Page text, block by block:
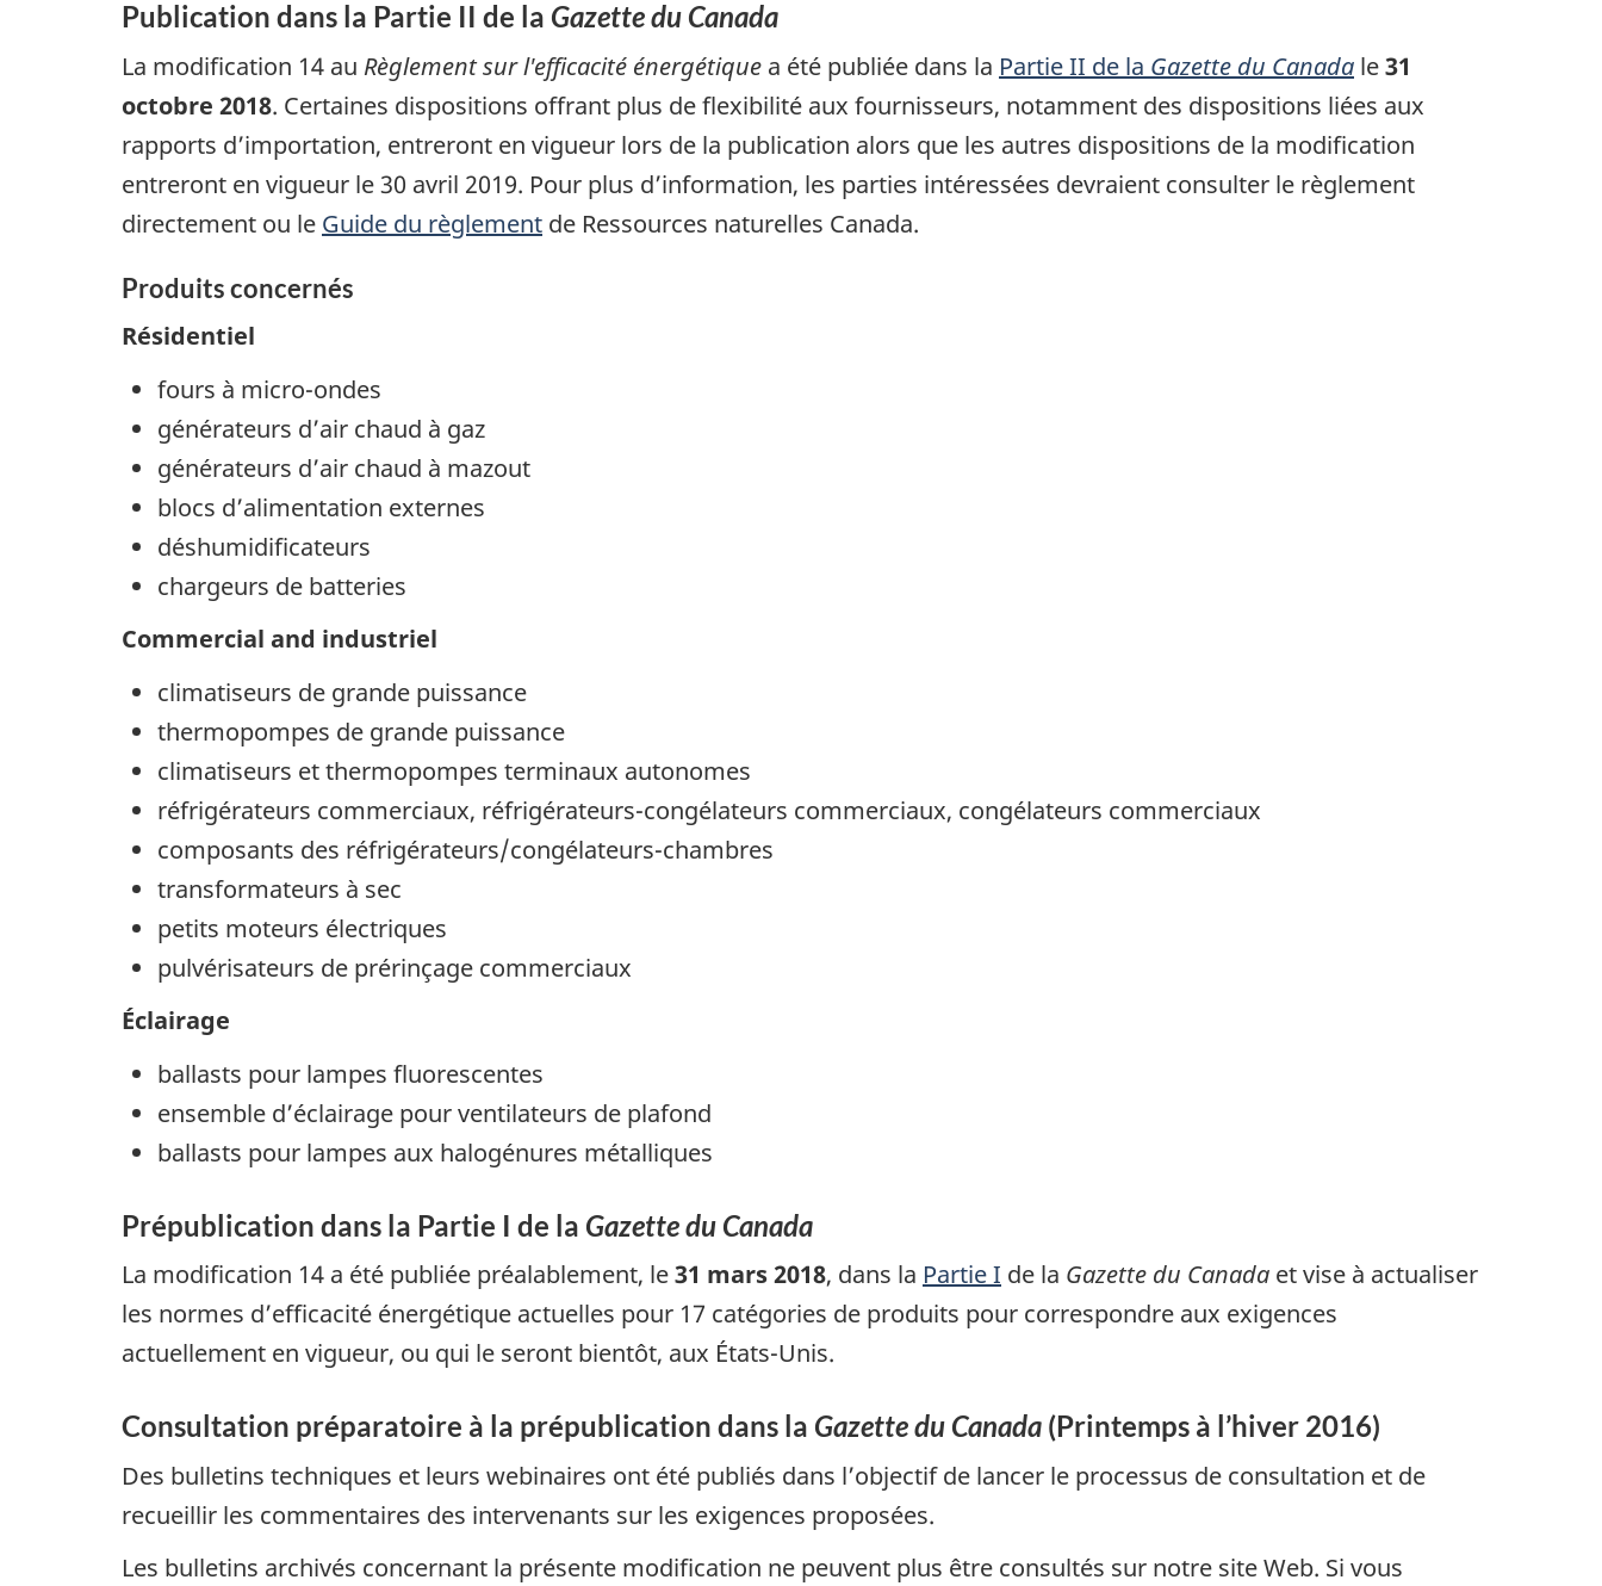
Publication dans la Partie II de la Gazette du Canada
La modification 14 au Règlement sur l'efficacité énergétique a été publiée dans la Partie II de la Gazette du Canada le31
octobre 2018. Certaines dispositions offrant plus de flexibilité aux fournisseurs, notamment des dispositions liées aux
rapports d’importation, entreront en vigueur lors de la publication alors que les autres dispositions de la modification
entreront en vigueur le 30 avril 2019. Pour plus d’information, les parties intéressées devraient consulter le règlement
directement ou le Guide du règlement de Ressources naturelles Canada.
Produits concernés
Résidentiel
fours à micro-ondes
générateurs d’air chaud à gaz
générateurs d’air chaud à mazout
blocs d’alimentation externes
déshumidificateurs
chargeurs de batteries
Commercial and industriel
climatiseurs de grande puissance
thermopompes de grande puissance
climatiseurs et thermopompes terminaux autonomes
réfrigérateurs commerciaux, réfrigérateurs-congélateurs commerciaux, congélateurs commerciaux
composants des réfrigérateurs/congélateurs-chambres
transformateurs à sec
petits moteurs électriques
pulvérisateurs de prérinçage commerciaux
Éclairage
ballasts pour lampes fluorescentes
ensemble d’éclairage pour ventilateurs de plafond
ballasts pour lampes aux halogénures métalliques
Prépublication dans la Partie I de la Gazette du Canada
La modification 14 a été publiée préalablement, le31 mars 2018, dans la Partie I de la Gazette du Canada et vise à actualiser
les normes d’efficacité énergétique actuelles pour 17 catégories de produits pour correspondre aux exigences
actuellement en vigueur, ou qui le seront bientôt, aux États-Unis.
Consultation préparatoire à la prépublication dans la Gazette du Canada (Printemps à l’hiver 2016)
Des bulletins techniques et leurs webinaires ont été publiés dans l’objectif de lancer le processus de consultation et de
recueillir les commentaires des intervenants sur les exigences proposées.
Les bulletins archivés concernant la présente modification ne peuvent plus être consultés sur notre site Web. Si vous